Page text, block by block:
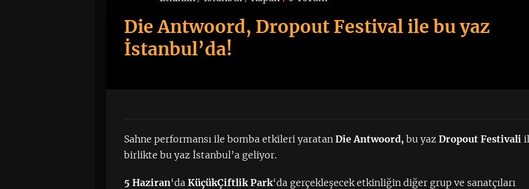
Die Antwoord, Dropout Festival ile bu yaz
İstanbul’da!
Sahne performansı ile bomba etkileri yaratanDie Antwoord, bu yazDropout Festivali
birlikte bu yaz İstanbul’a geliyor.
5 Haziran‘daKüçükÇiftlik Park‘da gerçekleşecek etkinliğin diğer grup ve sanatçıları